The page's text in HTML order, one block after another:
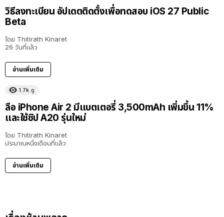
วิธีลงทะเบียน อัปเดตติดตั้งเพื่อทดสอบ iOS 27 Public
Beta
โดย Thitirath Kinaret
26 วันที่แล้ว
อ่านเพิ่มเติม
1.7k ดู
ลือ iPhone Air 2 มีแบตเตอรี่ 3,500mAh เพิ่มขึ้น 11%
และใช้ชิป A20 รุ่นใหม่
โดย Thitirath Kinaret
ประมาณหนึ่งเดือนที่แล้ว
อ่านเพิ่มเติม